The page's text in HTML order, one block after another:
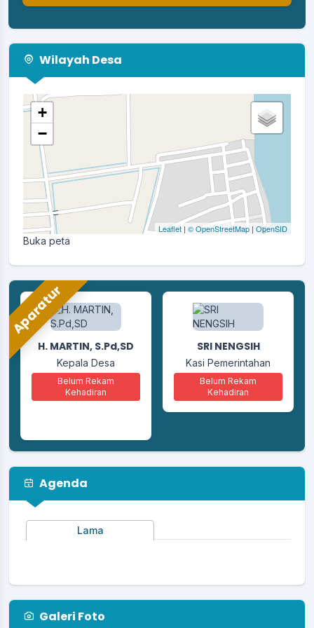
Wilayah Desa
+
−
Leaflet | © OpenStreetMap | OpenSID
Buka peta
Aparatur
H. MARTIN, S.Pd,SD
Kepala Desa
Belum Rekam
Kehadiran
ANDI ZAIDUL KHAIR,
S.Kom
Kaur Perencanaan
Belum Rekam
SRI NENGSIH
Kasi Pemerintahan
Belum Rekam
Kehadiran
Agenda
Lama
Galeri Foto